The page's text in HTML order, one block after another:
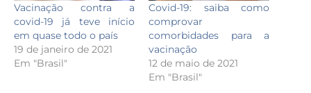
Vacinação contra a
covid-19 já teve início
em quase todo o país
19 de janeiro de 2021
Em "Brasil"
Covid-19: saiba como
comprovar
comorbidades para a
vacinação
12 de maio de 2021
Em "Brasil"